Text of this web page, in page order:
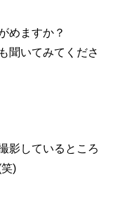
めますか？
聞いてみてくださ
影しているところ
)